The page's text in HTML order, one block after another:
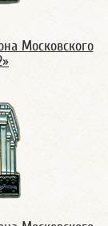
Московского